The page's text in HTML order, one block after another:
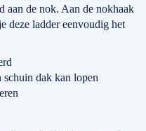
aan de nok. Aan de nokhaak
deze ladder eenvoudig het
dak kan lopen